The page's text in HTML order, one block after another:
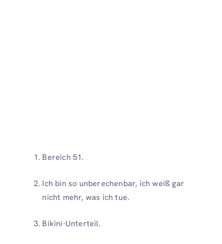
Bereich 51.
Ich bin so unberechenbar, ich weiß gar
nicht mehr, was ich tue.
Bikini-Unterteil.